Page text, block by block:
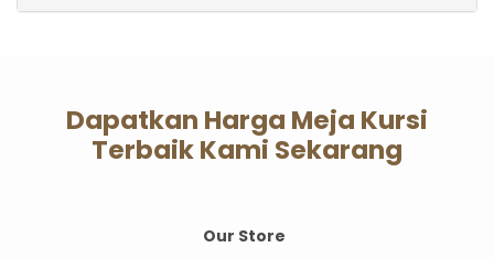
Dapatkan Harga Meja Kursi
Terbaik Kami Sekarang
Our Store